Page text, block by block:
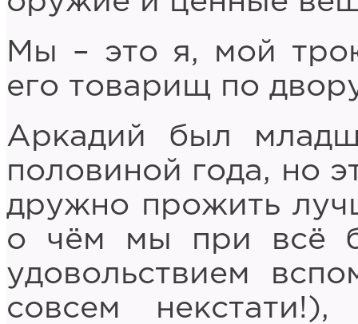
Мы – это я, мой
его товарищ по
Аркадий был
половиной года, но
дружно прожить
о чём мы при всё
удовольствием
совсем